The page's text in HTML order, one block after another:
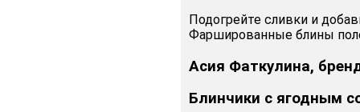
Подогрейте сливки и
Фаршированные блины
Асия Фаткулина,
Блинчики с ягодным